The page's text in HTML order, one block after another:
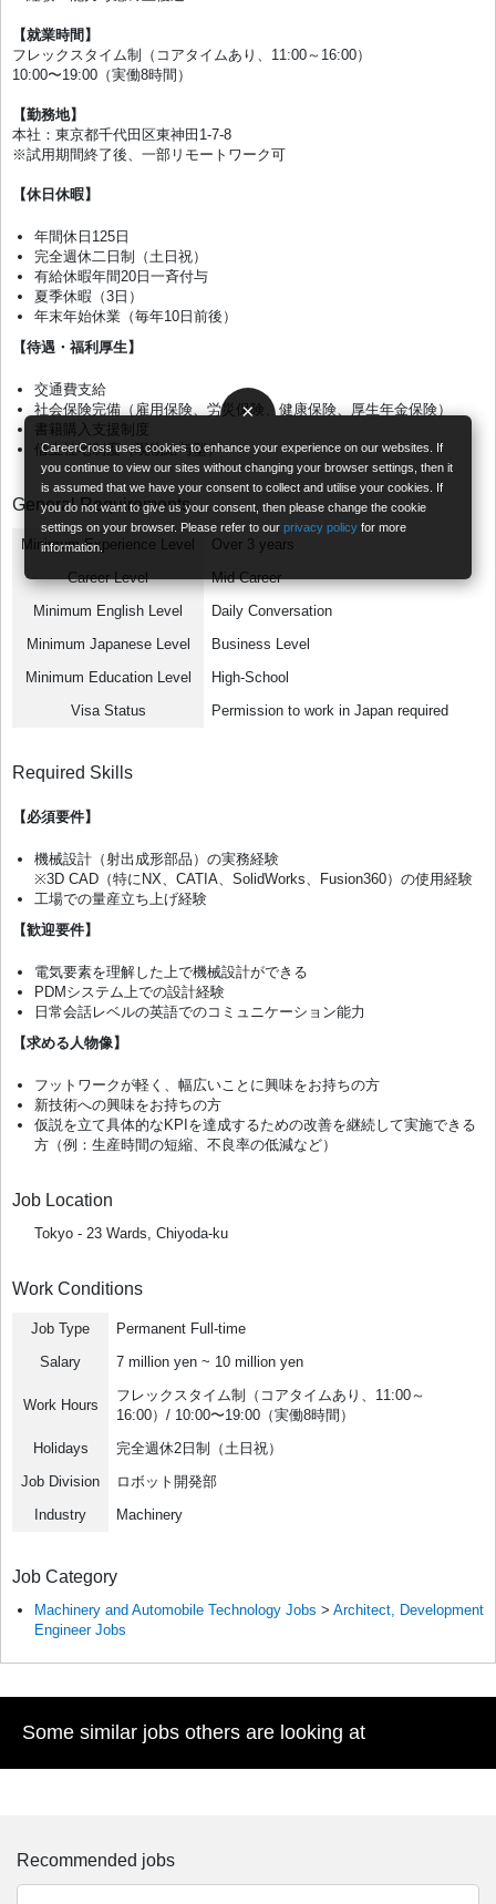
×
CareerCross uses cookies to enhance your experience on our websites. If
you continue to view our sites without changing your browser settings, then it
is assumed that we have your consent to collect and utilise your cookies. If
you do not want to give us your consent, then please change the cookie
settings on your browser. Please refer to ourprivacy policy for more
information.
【就業時間】
フレックスタイム制（コアタイムあり、11:00～16:00）
10:00〜19:00（実働8時間）
【勤務地】
本社：東京都千代田区東神田1-7-8
※試用期間終了後、一部リモートワーク可
【休日休暇】
年間休日125日
完全週休二日制（土日祝）
有給休暇年間20日一斉付与
夏季休暇（3日）
年末年始休業（毎年10日前後）
【待遇・福利厚生】
交通費支給
社会保険完備（雇用保険、労災保険、健康保険、厚生年金保険）
書籍購入支援制度
借上社宅制度（現物給与型）
General Requirements
Minimum Experience Level
Over 3 years
Career Level
Mid Career
Minimum English Level
Daily Conversation
Minimum Japanese Level
Business Level
Minimum Education Level
High-School
Visa Status
Permission to work in Japan required
Required Skills
【必須要件】
機械設計（射出成形部品）の実務経験
※3D CAD（特にNX、CATIA、SolidWorks、Fusion360）の使用経験
工場での量産立ち上げ経験
【歓迎要件】
電気要素を理解した上で機械設計ができる
PDMシステム上での設計経験
日常会話レベルの英語でのコミュニケーション能力
【求める人物像】
フットワークが軽く、幅広いことに興味をお持ちの方
新技術への興味をお持ちの方
仮説を立て具体的なKPIを達成するための改善を継続して実施できる
方（例：生産時間の短縮、不良率の低減など）
Job Location
Tokyo - 23 Wards, Chiyoda-ku
Work Conditions
Job Type
Permanent Full-time
Salary
7 million yen ~ 10 million yen
Work Hours
フレックスタイム制（コアタイムあり、11:00～
16:00）/ 10:00〜19:00（実働8時間）
Holidays
完全週休2日制（土日祝）
Job Division
ロボット開発部
Industry
Machinery
Job Category
Machinery and Automobile Technology Jobs > Architect, Development
Engineer Jobs
Some similar jobs others are looking at
Recommended jobs